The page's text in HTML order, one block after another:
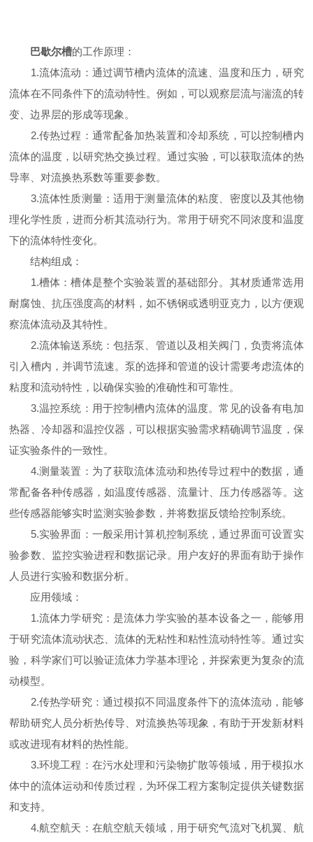
巴歇尔槽的工作原理：
1.流体流动：通过调节槽内流体的流速、温度和压力，研究
流体在不同条件下的流动特性。例如，可以观察层流与湍流的转
变、边界层的形成等现象。
2.传热过程：通常配备加热装置和冷却系统，可以控制槽内
流体的温度，以研究热交换过程。通过实验，可以获取流体的热
导率、对流换热系数等重要参数。
3.流体性质测量：适用于测量流体的粘度、密度以及其他物
理化学性质，进而分析其流动行为。常用于研究不同浓度和温度
下的流体特性变化。
结构组成：
1.槽体：槽体是整个实验装置的基础部分。其材质通常选用
耐腐蚀、抗压强度高的材料，如不锈钢或透明亚克力，以方便观
察流体流动及其特性。
2.流体输送系统：包括泵、管道以及相关阀门，负责将流体
引入槽内，并调节流速。泵的选择和管道的设计需要考虑流体的
粘度和流动特性，以确保实验的准确性和可靠性。
3.温控系统：用于控制槽内流体的温度。常见的设备有电加
热器、冷却器和温控仪器，可以根据实验需求精确调节温度，保
证实验条件的一致性。
4.测量装置：为了获取流体流动和热传导过程中的数据，通
常配备各种传感器，如温度传感器、流量计、压力传感器等。这
些传感器能够实时监测实验参数，并将数据反馈给控制系统。
5.实验界面：一般采用计算机控制系统，通过界面可设置实
验参数、监控实验进程和数据记录。用户友好的界面有助于操作
人员进行实验和数据分析。
应用领域：
1.流体力学研究：是流体力学实验的基本设备之一，能够用
于研究流体流动状态、流体的无粘性和粘性流动特性等。通过实
验，科学家们可以验证流体力学基本理论，并探索更为复杂的流
动模型。
2.传热学研究：通过模拟不同温度条件下的流体流动，能够
帮助研究人员分析热传导、对流换热等现象，有助于开发新材料
或改进现有材料的热性能。
3.环境工程：在污水处理和污染物扩散等领域，用于模拟水
体中的流体运动和传质过程，为环保工程方案制定提供关键数据
和支持。
4.航空航天：在航空航天领域，用于研究气流对飞机翼、航